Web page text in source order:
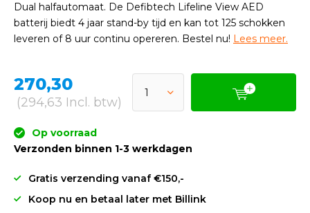
Dual halfautomaat. De Defibtech Lifeline View AED
batterij biedt 4 jaar stand-by tijd en kan tot 125 schokken
leveren of 8 uur continu opereren. Bestel nu! Lees meer.
270,30
(294,63 Incl. btw)
Op voorraad
Verzonden binnen 1-3 werkdagen
Gratis verzending vanaf €150,-
Koop nu en betaal later met Billink